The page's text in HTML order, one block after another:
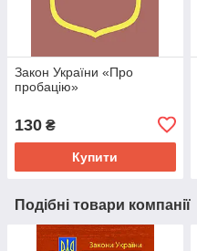
Закон України «Про
пробацію»
130 ₴
Купити
Подібні товари компанії